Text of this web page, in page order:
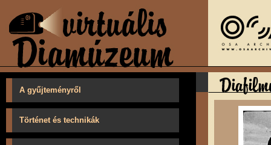
A gyűjteményről
Történet és technikák